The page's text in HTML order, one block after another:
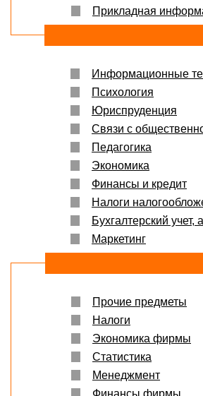
Прикладная
Информационные
Психология
Юриспруденция
Связи с
Педагогика
Экономика
Финансы и кредит
Налоги
Бухгалтерский учет,
Маркетинг
Прочие предметы
Налоги
Экономика фирмы
Статистика
Менеджмент